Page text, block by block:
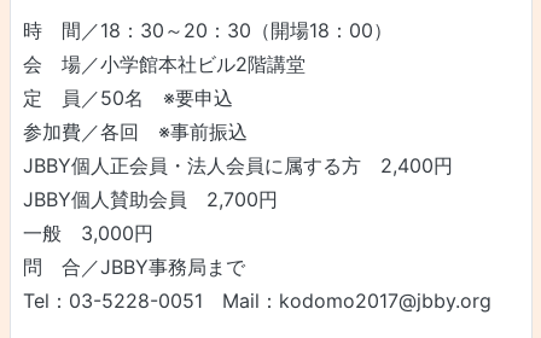
時 間／18：30～20：30（開場18：00）
会 場／小学館本社ビル2階講堂
定 員／50名 ※要申込
参加費／各回 ※事前振込
JBBY個人正会員・法人会員に属する方 2,400円
JBBY個人賛助会員 2,700円
一般 3,000円
問 合／JBBY事務局まで
Tel：03-5228-0051 Mail：kodomo2017@jbby.org